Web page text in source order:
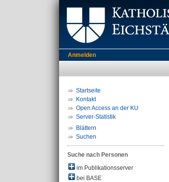
Anmelden
Startseite
Kontakt
Open Access an der KU
Server-Statistik
Blättern
Suchen
Suche nach Personen
im Publikationsserver
bei BASE